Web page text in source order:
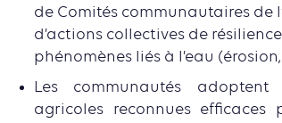
de Comités communautaires de
d’actions collectives de
phénomènes liés à l’eau
Les communautés
agricoles reconnues